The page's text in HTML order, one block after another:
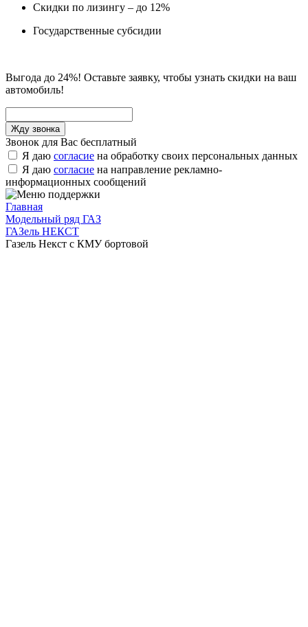
Скидки по лизингу – до 12%
Государственные субсидии
Выгода до 24%! Оставьте заявку, чтобы узнать скидки на ваш
автомобиль!
Звонок для Вас бесплатный
Я даю согласие на обработку своих персональных данных
Я даю согласие на направление рекламно-
информационных сообщений
Главная
Модельный ряд ГАЗ
ГАЗель НЕКСТ
Газель Некст с КМУ бортовой